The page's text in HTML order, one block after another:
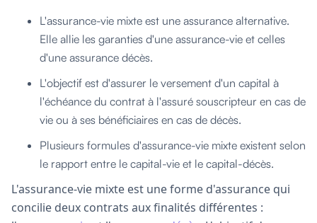
L'assurance-vie mixte est une assurance alternative.
Elle allie les garanties d'une assurance-vie et celles
d'une assurance décès.
L'objectif est d'assurer le versement d'un capital à
l'échéance du contrat à l'assuré souscripteur en cas de
vie ou à ses bénéficiaires en cas de décès.
Plusieurs formules d'assurance-vie mixte existent selon
le rapport entre le capital-vie et le capital-décès.
L'assurance-vie mixte est une forme d'assurance qui
concilie deux contrats aux finalités différentes :